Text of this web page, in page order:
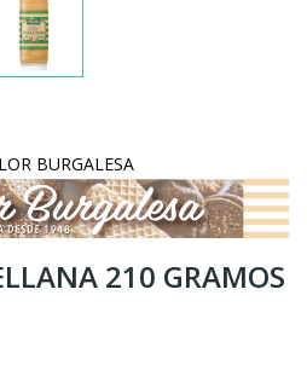
BURGALESA
210 GRAMOS